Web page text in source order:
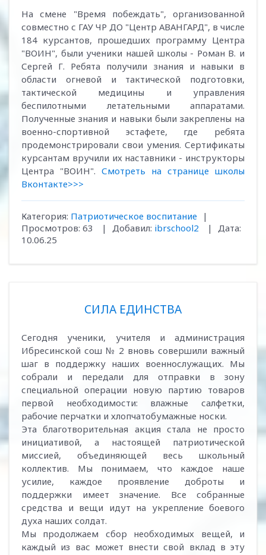
На смене "Время побеждать", организованной
совместно с ГАУ ЧР ДО "Центр АВАНГАРД", в числе
184 курсантов, прошедших программу Центра
"ВОИН", были ученики нашей школы - Роман В. и
Сергей Г. Ребята получили знания и навыки в
области огневой и тактической подготовки,
тактической медицины и управления
беспилотными летательными аппаратами.
Полученные знания и навыки были закреплены на
военно-спортивной эстафете, где ребята
продемонстрировали свои умения. Сертификаты
курсантам вручили их наставники - инструкторы
Центра "ВОИН". Смотреть на странице школы
Вконтакте>>>
Категория: Патриотическое воспитание
|
Просмотров: 63 | Добавил: ibrschool2 |
Дата:
10.06.25
СИЛА ЕДИНСТВА
Сегодня ученики, учителя и администрация
Ибресинской сош № 2 вновь совершили важный
шаг в поддержку наших военнослужащих. Мы
собрали и передали для отправки в зону
специальной операции новую партию товаров
первой необходимости: влажные салфетки,
рабочие перчатки и хлопчатобумажные носки.
Эта благотворительная акция стала не просто
инициативой, а настоящей патриотической
миссией, объединяющей весь школьный
коллектив. Мы понимаем, что каждое наше
усилие, каждое проявление доброты и
поддержки имеет значение. Все собранные
средства и вещи идут на укрепление боевого
духа наших солдат.
Мы продолжаем сбор необходимых вещей, и
каждый из вас может внести свой вклад в эту